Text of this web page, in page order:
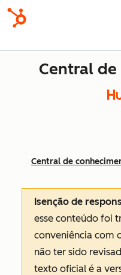
Central
Central de
Isenção de
esse conteúdo foi
conveniência com
não ter sido
texto oficial é a